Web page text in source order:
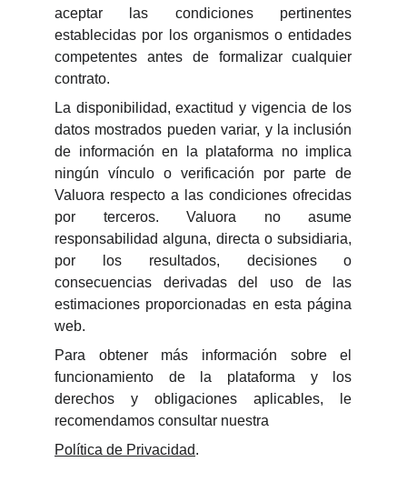
aceptar las condiciones pertinentes
establecidas por los organismos o entidades
competentes antes de formalizar cualquier
contrato.
La disponibilidad, exactitud y vigencia de los
datos mostrados pueden variar, y la inclusión
de información en la plataforma no implica
ningún vínculo o verificación por parte de
Valuora respecto a las condiciones ofrecidas
por terceros. Valuora no asume
responsabilidad alguna, directa o subsidiaria,
por los resultados, decisiones o
consecuencias derivadas del uso de las
estimaciones proporcionadas en esta página
web.
Para obtener más información sobre el
funcionamiento de la plataforma y los
derechos y obligaciones aplicables, le
recomendamos consultar nuestra
Política de Privacidad.